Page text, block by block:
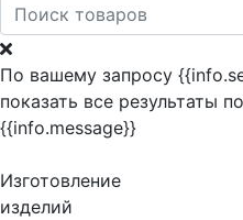
По вашему запросу
показать все результаты
{{info.message}}
Изготовление
изделий